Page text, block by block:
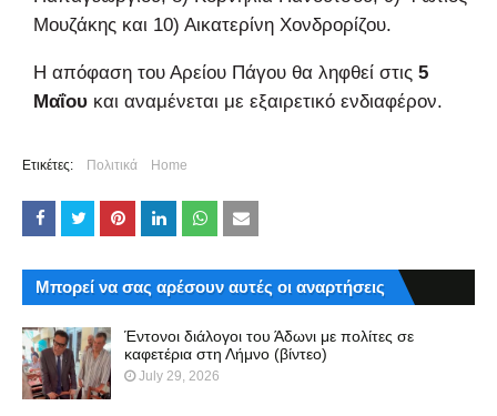
Μουζάκης και 10) Αικατερίνη Χονδρορίζου.
Η απόφαση του Αρείου Πάγου θα ληφθεί στις 5
Μαΐου και αναμένεται με εξαιρετικό ενδιαφέρον.
Ετικέτες: Πολιτικά Home
Μπορεί να σας αρέσουν αυτές οι αναρτήσεις
Έντονοι διάλογοι του Άδωνι με πολίτες σε
καφετέρια στη Λήμνο (βίντεο)
July 29, 2026